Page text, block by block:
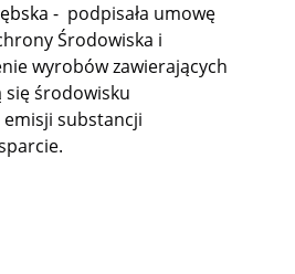
- podpisała umowę
Środowiska i
wyrobów zawierających
się środowisku
substancji